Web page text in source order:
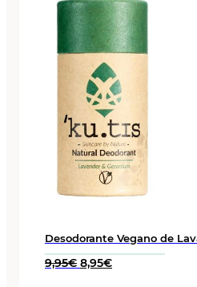
7,50€.6,99€.
Desodorante Vegano de
9,95€ El
8,95€El